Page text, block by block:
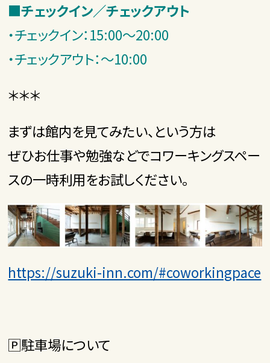
■チェックイン／チェックアウト
・チェックイン：15:00～20:00
・チェックアウト：～10:00
＊＊＊
まずは館内を見てみたい、という方は
ぜひお仕事や勉強などでコワーキングスペー
スの一時利用をお試しください。
https://suzuki-inn.com/#coworkingpace
🄿駐車場について